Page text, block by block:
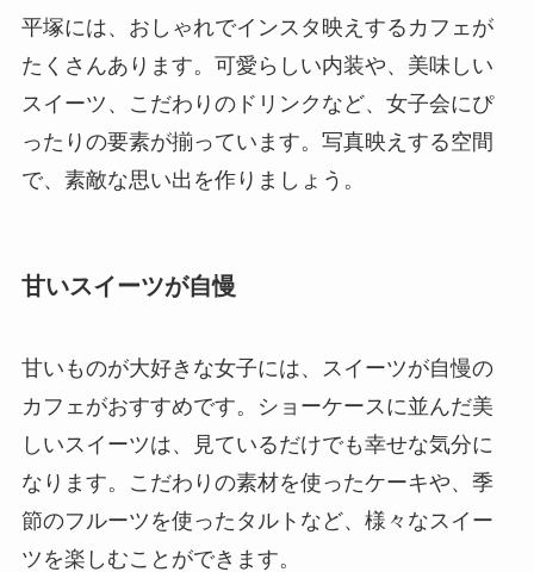
平塚には、おしゃれでインスタ映えするカフェが
たくさんあります。可愛らしい内装や、美味しい
スイーツ、こだわりのドリンクなど、女子会にぴ
ったりの要素が揃っています。写真映えする空間
で、素敵な思い出を作りましょう。
甘いスイーツが自慢
甘いものが大好きな女子には、スイーツが自慢の
カフェがおすすめです。ショーケースに並んだ美
しいスイーツは、見ているだけでも幸せな気分に
なります。こだわりの素材を使ったケーキや、季
節のフルーツを使ったタルトなど、様々なスイー
ツを楽しむことができます。